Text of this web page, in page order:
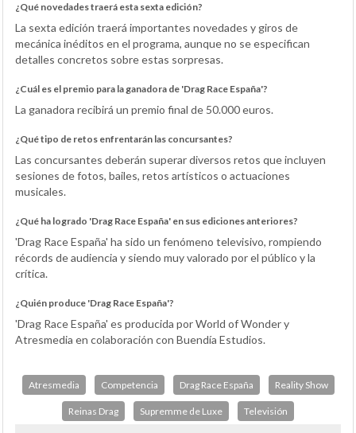
¿Qué novedades traerá esta sexta edición?
La sexta edición traerá importantes novedades y giros de
mecánica inéditos en el programa, aunque no se especifican
detalles concretos sobre estas sorpresas.
¿Cuál es el premio para la ganadora de 'Drag Race España'?
La ganadora recibirá un premio final de 50.000 euros.
¿Qué tipo de retos enfrentarán las concursantes?
Las concursantes deberán superar diversos retos que incluyen
sesiones de fotos, bailes, retos artísticos o actuaciones
musicales.
¿Qué ha logrado 'Drag Race España' en sus ediciones anteriores?
'Drag Race España' ha sido un fenómeno televisivo, rompiendo
récords de audiencia y siendo muy valorado por el público y la
crítica.
¿Quién produce 'Drag Race España'?
'Drag Race España' es producida por World of Wonder y
Atresmedia en colaboración con Buendía Estudios.
Atresmedia Competencia Drag Race España Reality Show
Reinas Drag Supremme de Luxe Televisión